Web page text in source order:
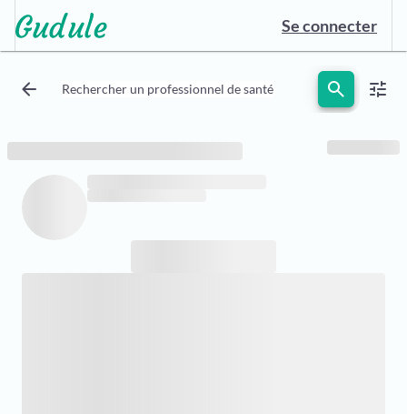
Se connecter
arrow_back Rechercher un professionnel de santé search tune